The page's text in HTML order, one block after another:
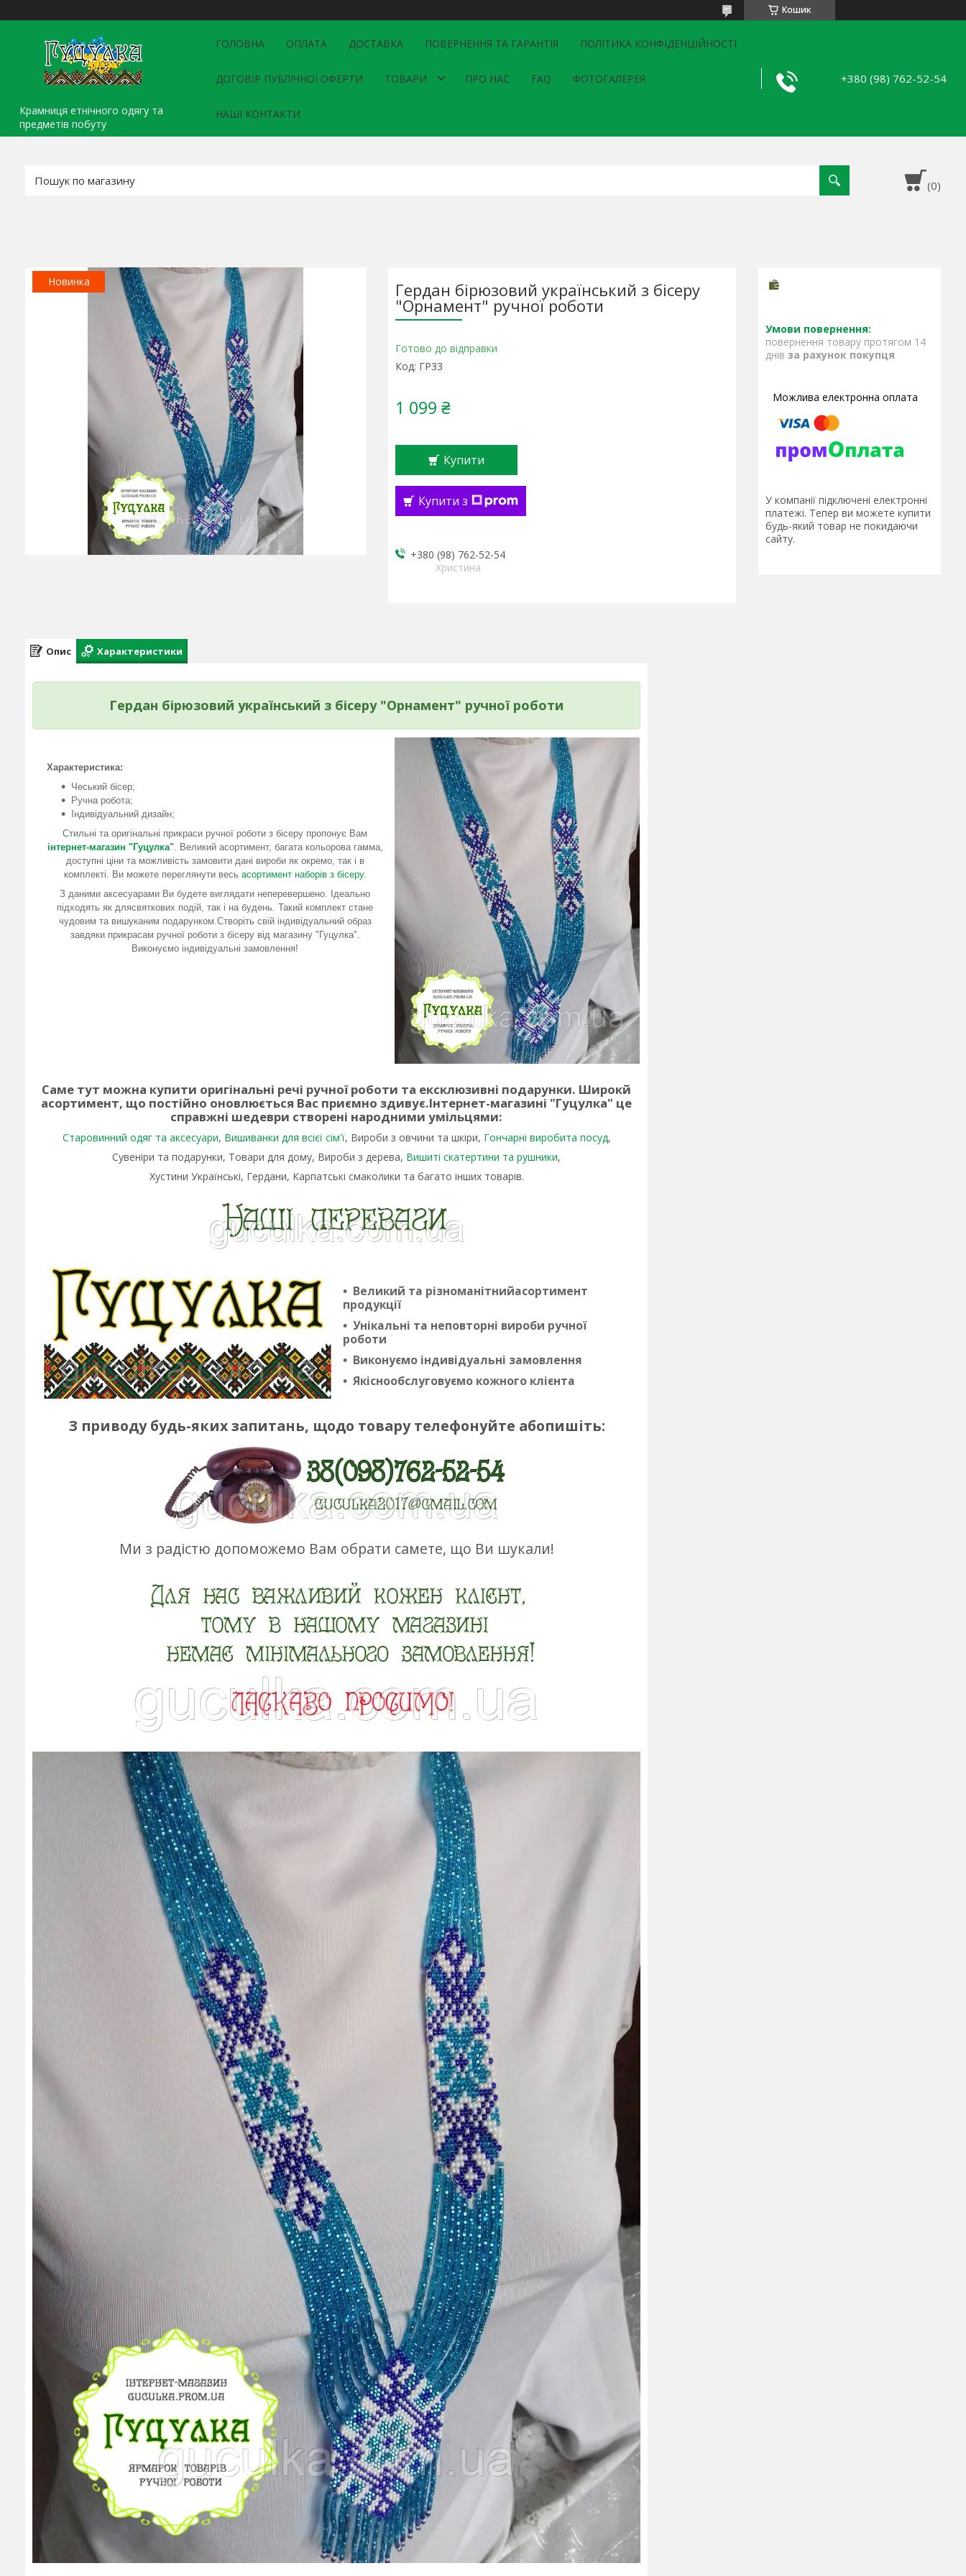
Кошик
Крамниця етнічного одягу та
предметів побуту
ГОЛОВНА ОПЛАТА ДОСТАВКА ПОВЕРНЕННЯ ТА ГАРАНТІЯ ПОЛІТИКА КОНФІДЕНЦІЙНОСТІ
ДОГОВІР ПУБЛІЧНОЇ ОФЕРТИ ТОВАРИ ПРО НАС FAQ ФОТОГАЛЕРЕЯ
НАШІ КОНТАКТИ
+380 (98) 762-52-54
Новинка Гердан бірюзовий український з бісеру
"Орнамент" ручної роботи
Готово до відправки
Код: ГР33
1 099 ₴
Купити
Купити з
+380 (98) 762-52-54
Христина
повернення товару протягом 14
днів за рахунок покупця
У компанії підключені електронні
платежі. Тепер ви можете купити
будь-який товар не покидаючи
сайту.
Опис Характеристики
Гердан бірюзовий український з бісеру "Орнамент" ручної роботи
Характеристика:
Чеський бісер;
Ручна робота;
Індивідуальний дизайн;
Стильні та оригінальні прикраси ручної роботи з бісеру пропонує Вам
інтернет-магазин "Гуцулка". Великий асортимент, багата кольорова гамма,
доступні ціни та можливість замовити дані вироби як окремо, так і в
комплекті. Ви можете переглянути весь асортимент наборів з бісеру.
З даними аксесуарами Ви будете виглядати неперевершено. Ідеально
підходять як длясвяткових подій, так і на будень. Такий комплект стане
чудовим та вишуканим подарунком.Створіть свій індивідуальний образ
завдяки прикрасам ручної роботи з бісеру від магазину "Гуцулка".
Виконуємо індивідуальні замовлення!
Саме тут можна купити оригінальні речі ручної роботи та ексклюзивні подарунки. Широкй
асортимент, що постійно оновлюється Вас приємно здивує.Інтернет-магазині "Гуцулка" це
справжні шедеври створені народними умільцями:
Старовинний одяг та аксесуари, Вишиванки для всієї сім'ї, Вироби з овчини та шкіри, Гончарні виробита посуд,
Сувеніри та подарунки, Товари для дому, Вироби з дерева, Вишиті скатертини та рушники,
Хустини Українські, Гердани, Карпатські смаколики та багато інших товарів.
Великий та різноманітнийасортимент
продукції
Унікальні та неповторні вироби ручної
роботи
Виконуємо індивідуальні замовлення
Якіснообслуговуємо кожного клієнта
З приводу будь-яких запитань, щодо товару телефонуйте абопишіть:
Ми з радістю допоможемо Вам обрати самете, що Ви шукали!